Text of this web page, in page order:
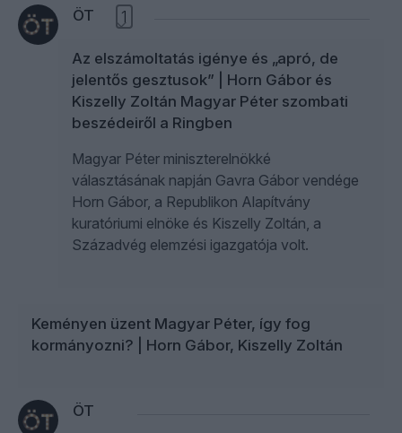
ÖT 1
Az elszámoltatás igénye és „apró, de
jelentős gesztusok” | Horn Gábor és
Kiszelly Zoltán Magyar Péter szombati
beszédeiről a Ringben
Magyar Péter miniszterelnökké
választásának napján Gavra Gábor vendége
Horn Gábor, a Republikon Alapítvány
kuratóriumi elnöke és Kiszelly Zoltán, a
Századvég elemzési igazgatója volt.
Keményen üzent Magyar Péter, így fog
kormányozni? | Horn Gábor, Kiszelly Zoltán
ÖT